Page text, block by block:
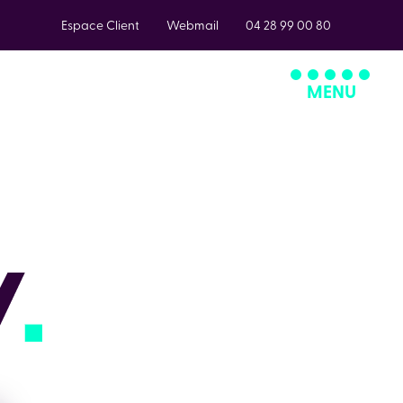
Espace Client Webmail 04 28 99 00 80
MENU